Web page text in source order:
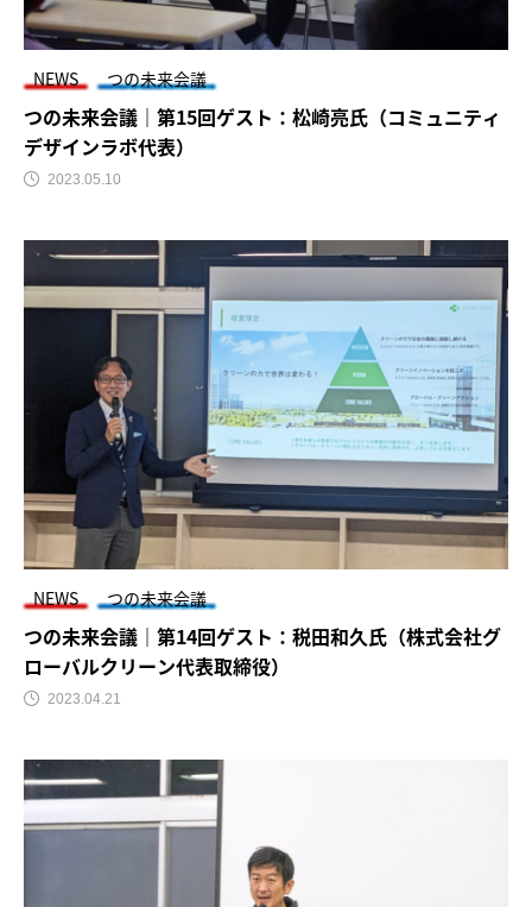
NEWS つの未来会議
つの未来会議｜第15回ゲスト：松崎亮氏（コミュニティ
デザインラボ代表）
2023.05.10
NEWS つの未来会議
つの未来会議｜第14回ゲスト：税田和久氏（株式会社グ
ローバルクリーン代表取締役）
2023.04.21